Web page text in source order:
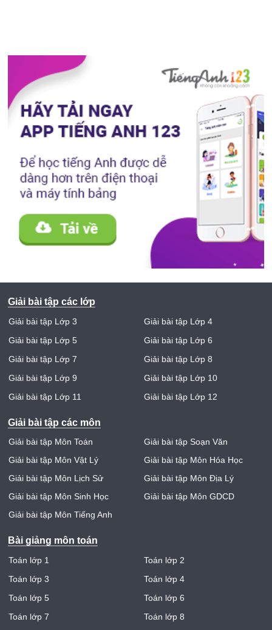
Giải bài tập các lớp
Giải bài tập Lớp 3
Giải bài tập Lớp 4
Giải bài tập Lớp 5
Giải bài tập Lớp 6
Giải bài tập Lớp 7
Giải bài tập Lớp 8
Giải bài tập Lớp 9
Giải bài tập Lớp 10
Giải bài tập Lớp 11
Giải bài tập Lớp 12
Giải bài tập các môn
Giải bài tập Môn Toán
Giải bài tập Soạn Văn
Giải bài tập Môn Vật Lý
Giải bài tập Môn Hóa Học
Giải bài tập Môn Lịch Sử
Giải bài tập Môn Địa Lý
Giải bài tập Môn Sinh Học
Giải bài tập Môn GDCD
Giải bài tập Môn Tiếng Anh
Bài giảng môn toán
Toán lớp 1
Toán lớp 2
Toán lớp 3
Toán lớp 4
Toán lớp 5
Toán lớp 6
Toán lớp 7
Toán lớp 8